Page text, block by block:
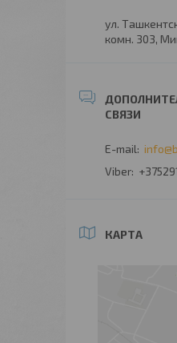
ул.
комн. 303,
КАРТА